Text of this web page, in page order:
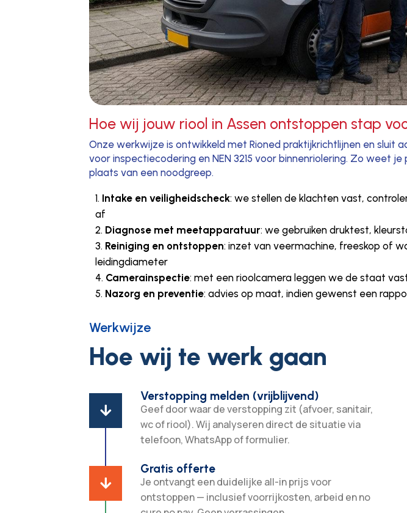
Hoe wij jouw riool in Assen ontstoppen stap
Onze werkwijze is ontwikkeld met Rioned praktijkrichtlijnen en sluit
voor inspectiecodering en NEN 3215 voor binnenriolering. Zo weet
plaats van een noodgreep.
Intake en veiligheidscheck: we stellen de klachten vast,
af
Diagnose met meetapparatuur: we gebruiken druktest,
Reiniging en ontstoppen: inzet van veermachine, freeskop of
leidingdiameter
Camerainspectie: met een rioolcamera leggen we de staat
Nazorg en preventie: advies op maat, indien gewenst een
Werkwijze
Hoe wij te werk gaan

Verstopping melden (vrijblijvend)
Geef door waar de verstopping zit (afvoer, sanitair,
wc of riool). Wij analyseren direct de situatie via
telefoon, WhatsApp of formulier.

Gratis offerte
Je ontvangt een duidelijke all-in prijs voor
ontstoppen — inclusief voorrijkosten, arbeid en no